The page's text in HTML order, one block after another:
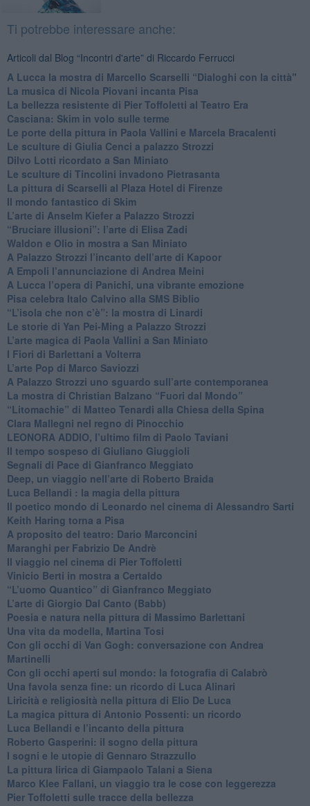
Ti potrebbe interessare anche:
Articoli dal Blog “Incontri d'arte” di Riccardo Ferrucci
A Lucca la mostra di Marcello Scarselli “Dialoghi con la città"
​La musica di Nicola Piovani incanta Pisa
​La bellezza resistente di Pier Toffoletti al Teatro Era
​Casciana: Skim in volo sulle terme
​Le porte della pittura in Paola Vallini e Marcela Bracalenti
​Le sculture di Giulia Cenci a palazzo Strozzi
​Dilvo Lotti ricordato a San Miniato
​Le sculture di Tincolini invadono Pietrasanta
La pittura di Scarselli al Plaza Hotel di Firenze
​Il mondo fantastico di Skim
​L’arte di Anselm Kiefer a Palazzo Strozzi
​“Bruciare illusioni”: l’arte di Elisa Zadi
​Waldon e Olio in mostra a San Miniato
​A Palazzo Strozzi l’incanto dell’arte di Kapoor
​A Empoli l’annunciazione di Andrea Meini
A Lucca l’opera di Panichi, una vibrante emozione
Pisa celebra Italo Calvino alla SMS Biblio
“L’isola che non c’è”: la mostra di Linardi
​Le storie di Yan Pei-Ming a Palazzo Strozzi
​L’arte magica di Paola Vallini a San Miniato
​I Fiori di Barlettani a Volterra
​L’arte Pop di Marco Saviozzi
​A Palazzo Strozzi uno sguardo sull’arte contemporanea
La mostra di Christian Balzano “Fuori dal Mondo”
​“Litomachie” di Matteo Tenardi alla Chiesa della Spina
​Clara Mallegni nel regno di Pinocchio
​LEONORA ADDIO, l’ultimo film di Paolo Taviani
Il tempo sospeso di Giuliano Giuggioli
Segnali di Pace di Gianfranco Meggiato
​Deep, un viaggio nell’arte di Roberto Braida
​Luca Bellandi : la magia della pittura
​Il poetico mondo di Leonardo nel cinema di Alessandro Sarti
​Keith Haring torna a Pisa
​A proposito del teatro: Dario Marconcini
Maranghi per Fabrizio De Andrè
​Il viaggio nel cinema di Pier Toffoletti
Vinicio Berti in mostra a Certaldo
“L’uomo Quantico” di Gianfranco Meggiato
​L’arte di Giorgio Dal Canto (Babb)
Poesia e natura nella pittura di Massimo Barlettani
Una vita da modella, Martina Tosi
​Con gli occhi di Van Gogh: conversazione con Andrea
Martinelli
​Con gli occhi aperti sul mondo: la fotografia di Calabrò
Una favola senza fine: un ricordo di Luca Alinari
Liricità e religiosità nella pittura di Elio De Luca
La magica pittura di Antonio Possenti: un ricordo
Luca Bellandi e l’incanto della pittura
​Roberto Gasperini: il sogno della pittura
I sogni e le utopie di Gennaro Strazzullo
La pittura lirica di Giampaolo Talani a Siena
​Marco Klee Fallani, un viaggio tra le cose con leggerezza
​Pier Toffoletti sulle tracce della bellezza